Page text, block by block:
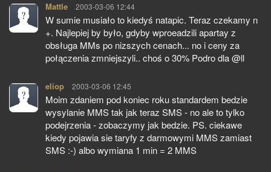
Mattle pisze:
2003-03-06 12:44
W sumie musiało to kiedyś natapic. Teraz czekamy n
+. Najlepiej by było, gdyby wproeadzili apartay z
obsługa MMs po nizszych cenach... no i ceny za
połączenia zmniejszyli.. choś o 30% Podro dla @ll
eliop pisze:
2003-03-06 12:45
Moim zdaniem pod koniec roku standardem bedzie
wysylanie MMS tak jak teraz SMS - no ale to tylko
podejrzenia - zobaczymy jak bedzie. PS. ciekawe
kiedy pojawia sie taryfy z darmowymi MMS zamiast
SMS :-) albo wymiana 1 min = 2 MMS